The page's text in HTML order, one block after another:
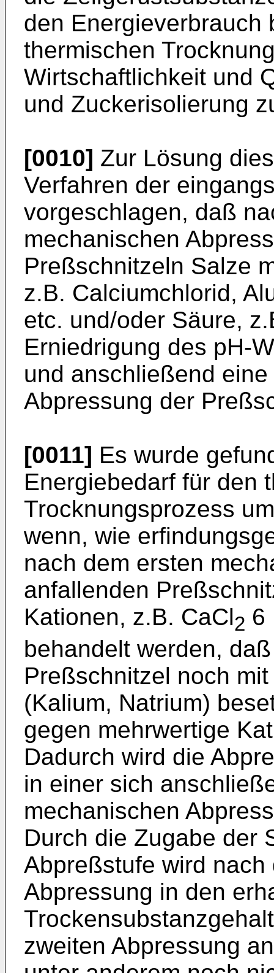
den Energieverbrauch
thermischen
Wirtschaftlichkeit und
und Zuckerisolierung
[0010] Zur Lösung
Verfahren der
vorgeschlagen, daß
mechanischen
Preßschnitzeln Salze
z.B. Calciumchlorid,
etc. und/oder Säure,
Erniedrigung des pH-
und anschließend
Abpressung der
[0011] Es wurde
Energiebedarf für den
Trocknungsprozess
wenn, wie
nach dem ersten
anfallenden
Kationen, z.B. CaCl2 6
behandelt werden,
Preßschnitzel noch
(Kalium, Natrium)
gegen mehrwertige
Dadurch wird die
in einer sich
mechanischen
Durch die Zugabe der
Abpreßstufe wird
Abpressung in den
zweiten Abpressung